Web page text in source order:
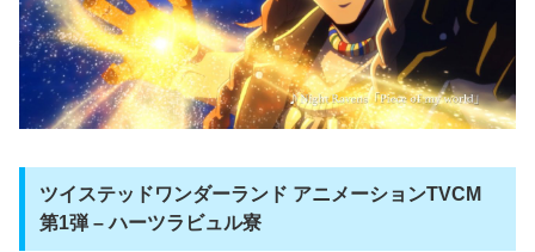
ツイステッドワンダーランド アニメーションTVCM
第1弾 – ハーツラビュル寮